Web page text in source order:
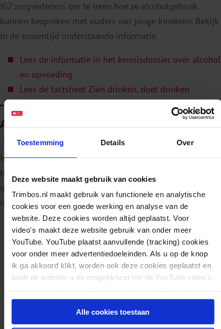
Toestemming Details Over
Deze website maakt gebruik van cookies
Trimbos.nl maakt gebruik van functionele en analytische
cookies voor een goede werking en analyse van de
website. Deze cookies worden altijd geplaatst. Voor
video's maakt deze website gebruik van onder meer
YouTube. YouTube plaatst aanvullende (tracking) cookies
voor onder meer advertentiedoeleinden. Als u op de knop
ik ga akkoord klikt, worden ook deze cookies geplaatst en
biedt de website u de mogelijkheid om de YouTube video's
Alle cookies toestaan
JGZ zorgverleners om te leren hoe ze alcoholgebruik
kunnen bespreken met ouders van jonge kinderen. Bekijk
in de tussentijd onderstaande informatie.
Lees de informatie in het kennisdossier over alcohol
en opvoeding
Lees de factsheet Zien drinken, doet drinken
Alcoholgebruik en borstvoeding
Informeer de ouders over alcoholgebruik en
borstvoeding. Alcohol drinken tijdens de periode van het
geven van borstvoeding brengt namelijk risico’s met zich
mee.
Drinken van alcoholische dranken zoals bier, wijn of
sterke drank kan de melkproductie remmen.
Alcohol kan een negatieve invloed hebben op het
slaappatroon van het kind.
Er zijn aanwijzingen dat alcohol in de moedermelk
mogelijk een negatieve invloed heeft op de
hersenontwikkeling van het kind.